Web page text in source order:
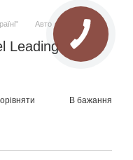
Авто
Leading
В бажання